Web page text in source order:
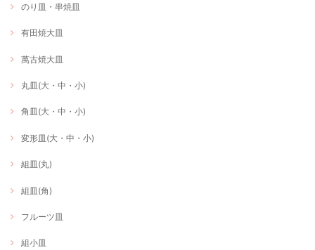
のり皿・串焼皿
有田焼大皿
萬古焼大皿
丸皿(大・中・小)
角皿(大・中・小)
変形皿(大・中・小)
組皿(丸)
組皿(角)
フルーツ皿
組小皿